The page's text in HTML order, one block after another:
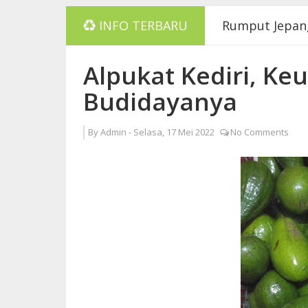
INFO TERBARU Rumput
Suplier dan
Pinang Merah
Tanaman
Alpukat Kediri,
Budidayanya
ByAdmin - Selasa, 17 Mei 2022 No Comments